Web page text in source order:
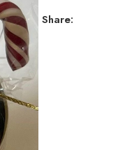
Share: